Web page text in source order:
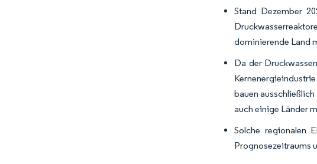
Stand Dezember
dominierende Land
Da der
bauen
auch einige Länder
Solche regionalen
Prognosezeitraums